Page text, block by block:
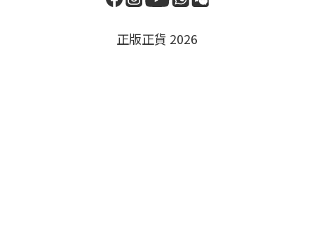
正版正貨 2026